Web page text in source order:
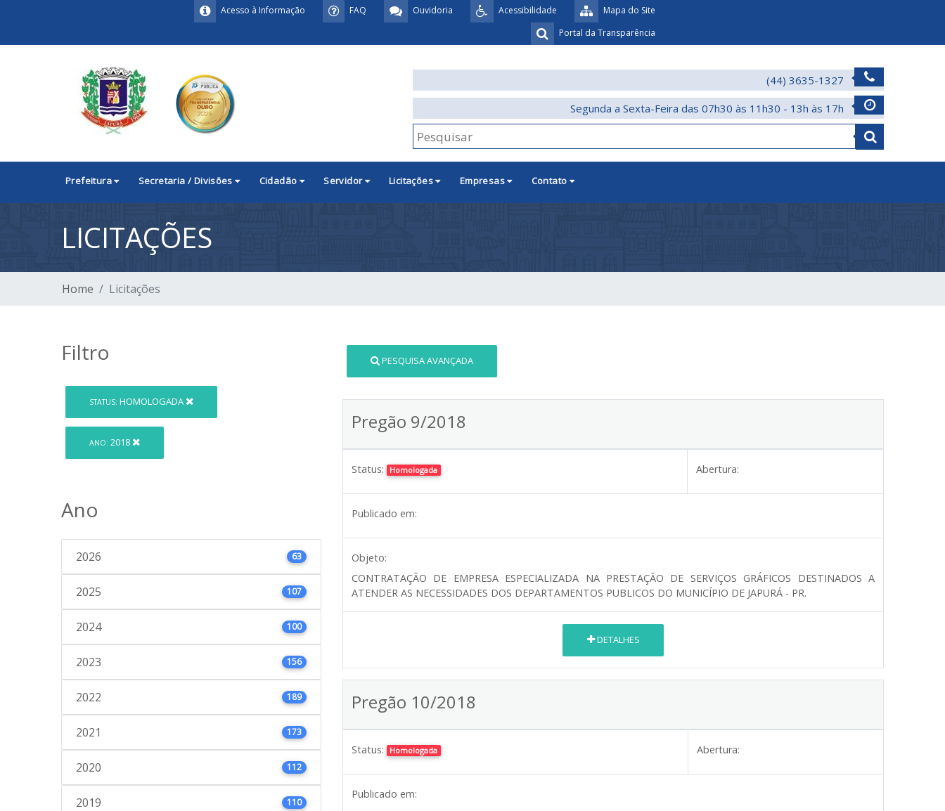
Mapa do Site
Acessibilidade
Ouvidoria
FAQ
Acesso à Informação
Portal da Transparência
(44) 3635-1327
Segunda a Sexta-Feira das 07h30 às 11h30 - 13h às 17h
Prefeitura Secretaria / Divisões Cidadão Servidor Licitações Empresas Contato
LICITAÇÕES
Home Licitações
Filtro
STATUS: HOMOLOGADA
ANO: 2018
Ano
2026 63
2025 107
2024 100
2023 156
2022 189
2021 173
2020 112
2019 110
PESQUISA AVANÇADA
Pregão 9/2018
Status: Homologada Abertura:
Publicado em:
Objeto:
CONTRATAÇÃO DE EMPRESA ESPECIALIZADA NA PRESTAÇÃO DE SERVIÇOS GRÁFICOS DESTINADOS A
ATENDER AS NECESSIDADES DOS DEPARTAMENTOS PUBLICOS DO MUNICÍPIO DE JAPURÁ - PR.
DETALHES
Pregão 10/2018
Status: Homologada Abertura:
Publicado em: